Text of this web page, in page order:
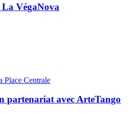
VégaNova
Place Centrale
partenariat avec ArteTango